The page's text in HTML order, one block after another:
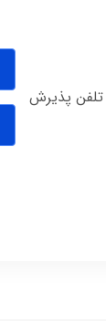
تلفن پذیرش